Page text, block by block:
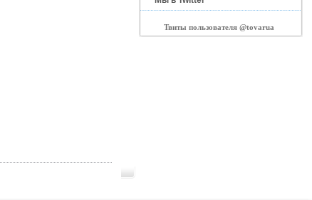
Твиты пользователя @tovarua